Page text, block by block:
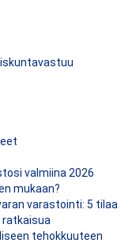
valmiina 2026
mukaan?
varastointi: 5 tilaa
tehokkuuteen